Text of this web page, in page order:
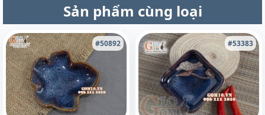
Sản phẩm cùng loại
#50892 #53383